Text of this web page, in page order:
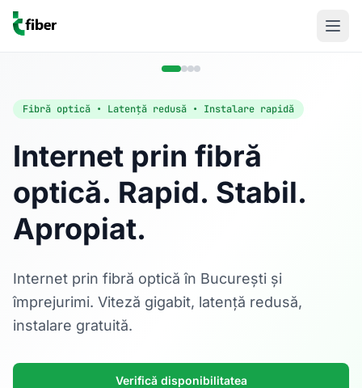
Fibră optică • Latență redusă • Instalare rapidă
Internet prin fibră
optică. Rapid. Stabil.
Apropiat.
Internet prin fibră optică în București și
împrejurimi. Viteză gigabit, latență redusă,
instalare gratuită.
Verifică disponibilitatea
Acasă
Internet Rezidențial
Fibră optică până la 1 Gbps, direct în casa ta.